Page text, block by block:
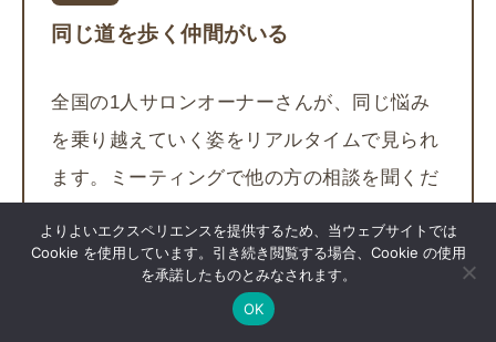
同じ道を歩く仲間がいる
全国の1人サロンオーナーさんが、同じ悩み
を乗り越えていく姿をリアルタイムで見られ
ます。ミーティングで他の方の相談を聞くだ
る。孤独な自己流が、確信のある実践に変わ
よりよいエクスペリエンスを提供するため、当ウェブサイトでは
Cookie を使用しています。引き続き閲覧する場合、Cookie の使用
を承諾したものとみなされます。
OK